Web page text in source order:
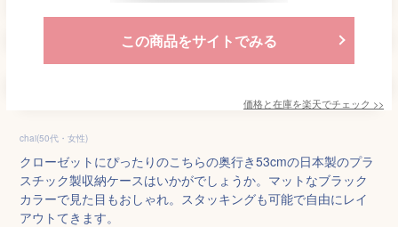
この商品をサイトでみる
価格と在庫を楽天でチェック >>
chai(50代・女性)
クローゼットにぴったりのこちらの奥行き53cmの日本製のプラ
スチック製収納ケースはいかがでしょうか。マットなブラック
カラーで見た目もおしゃれ。スタッキングも可能で自由にレイ
アウトてきます。